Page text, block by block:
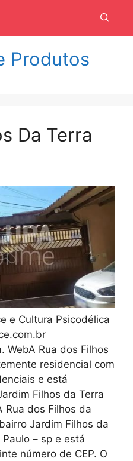
Produtos
Da Terra
e Cultura Psicodélica
. WebA Rua dos Filhos
residencial com
e está
Filhos da Terra
Rua dos Filhos da
Jardim Filhos da
– sp e está
número de CEP. O